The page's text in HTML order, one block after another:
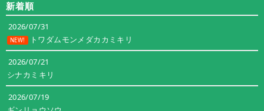
リ
新着順
2026/07/31
NEW! トワダムモンメダカカミキリ
2026/07/21
シナカミキリ
2026/07/19